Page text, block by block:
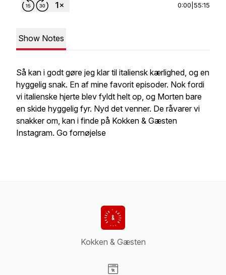
0:00 55:15
Show Notes
Så kan i godt gøre jeg klar til italiensk kærlighed, og en
hyggelig snak. En af mine favorit episoder. Nok fordi
vi italienske hjerte blev fyldt helt op, og Morten bare
en skide hyggelig fyr. Nyd det venner. De råvarer vi
snakker om, kan i finde på Kokken & Gæsten
Instagram. Go fornøjelse
Kokken & Gæsten